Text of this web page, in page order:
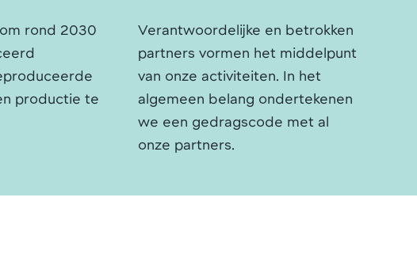
rond 2030
productie te
Verantwoordelijke en betrokken
partners vormen het middelpunt
van onze activiteiten. In het
algemeen belang ondertekenen
we een gedragscode met al
onze partners.